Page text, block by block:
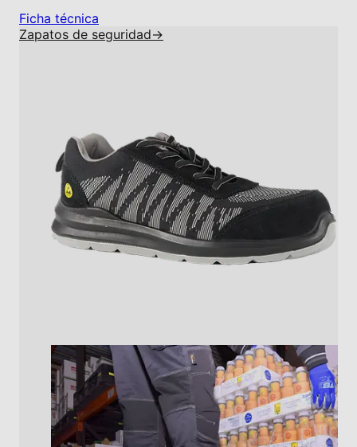
Ficha técnica
Zapatos de seguridad→